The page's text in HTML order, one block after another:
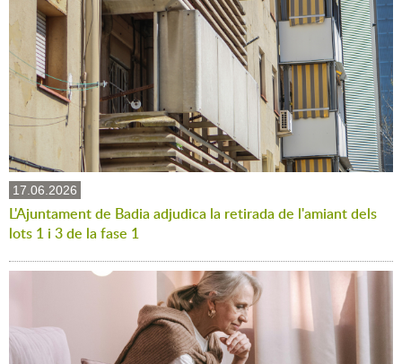
17.06.2026
L'Ajuntament de Badia adjudica la retirada de l'amiant dels
lots 1 i 3 de la fase 1